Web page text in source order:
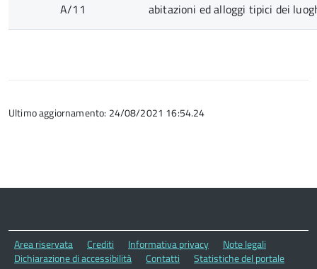
A/11 abitazioni ed alloggi tipici dei
Ultimo aggiornamento: 24/08/2021 16:54.24
Area riservata Crediti Informativa privacy
Note legali
Dichiarazione di accessibilità
Contatti
Statistiche del portale